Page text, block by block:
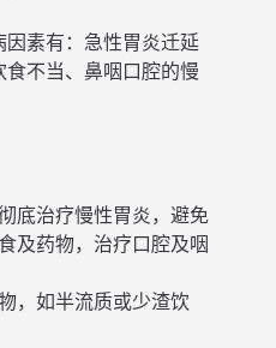
素有：急性胃炎迁延
不当、鼻咽口腔的慢
底治疗慢性胃炎，避免
及药物，治疗口腔及咽
，如半流质或少渣饮